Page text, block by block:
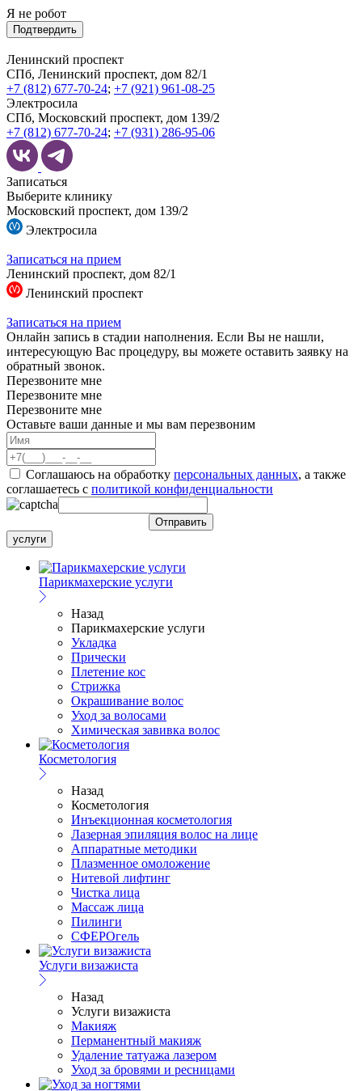
Я не робот
Подтвердить
Ленинский проспект
СПб, Ленинский проспект, дом 82/1
+7 (812) 677-70-24; +7 (921) 961-08-25
Электросила
СПб, Московский проспект, дом 139/2
+7 (812) 677-70-24; +7 (931) 286-95-06
Записаться
Выберите клинику
Московский проспект, дом 139/2
Электросила
Записаться на прием
Ленинский проспект, дом 82/1
Ленинский проспект
Записаться на прием
Онлайн запись в стадии наполнения. Если Вы не нашли,
интересующую Вас процедуру, вы можете оставить заявку на
обратный звонок.
Перезвоните мне
Перезвоните мне
Перезвоните мне
Оставьте ваши данные и мы вам перезвоним
Соглашаюсь на обработку персональных данных, а также
соглашаетесь c политикой конфиденциальности
услуги
Парикмахерские услуги
Назад
Парикмахерские услуги
Укладка
Прически
Плетение кос
Стрижка
Окрашивание волос
Уход за волосами
Химическая завивка волос
Косметология
Назад
Косметология
Инъекционная косметология
Лазерная эпиляция волос на лице
Аппаратные методики
Плазменное омоложение
Нитевой лифтинг
Чистка лица
Массаж лица
Пилинги
СФЕРОгель
Услуги визажиста
Назад
Услуги визажиста
Макияж
Перманентный макияж
Удаление татуажа лазером
Уход за бровями и ресницами